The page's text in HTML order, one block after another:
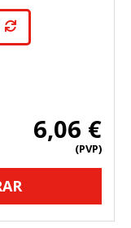
6,06 €
(PVP)